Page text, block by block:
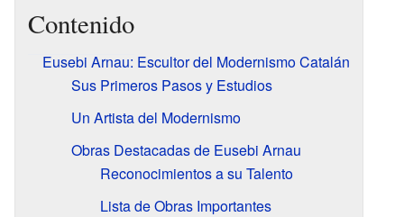
Contenido
Eusebi Arnau: Escultor del Modernismo Catalán
Sus Primeros Pasos y Estudios
Un Artista del Modernismo
Obras Destacadas de Eusebi Arnau
Reconocimientos a su Talento
Lista de Obras Importantes